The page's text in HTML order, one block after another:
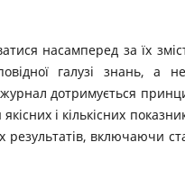
насамперед за їх
галузі знань, а
дотримується
і кількісних
результатів, включаючи